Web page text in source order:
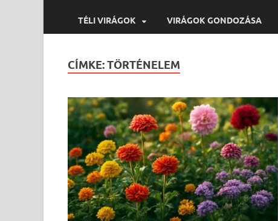
TÉLI VIRÁGOK VIRÁGOK GONDOZÁSA
CÍMKE:TÖRTÉNELEM